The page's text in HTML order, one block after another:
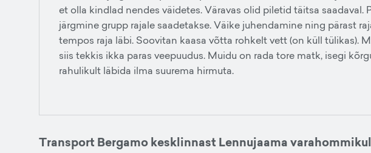
et olla kindlad nendes väidetes. Väravas olid piletid täitsa saadaval.
järgmine grupp rajale saadetakse. Väike juhendamine ning pärast
tempos raja läbi. Soovitan kaasa võtta rohkelt vett (on küll tülikas).
siis tekkis ikka paras veepuudus. Muidu on rada tore matk, isegi
rahulikult läbida ilma suurema hirmuta.
Transport Bergamo kesklinnast Lennujaama varahommikul